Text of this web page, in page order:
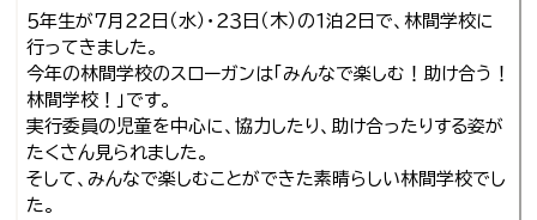
５年生が７月２２日（水）・２３日（木）の１泊２日で、林間学校に
行ってきました。
今年の林間学校のスローガンは「みんなで楽しむ！助け合う！
林間学校！」です。
実行委員の児童を中心に、協力したり、助け合ったりする姿が
たくさん見られました。
そして、みんなで楽しむことができた素晴らしい林間学校でし
た。